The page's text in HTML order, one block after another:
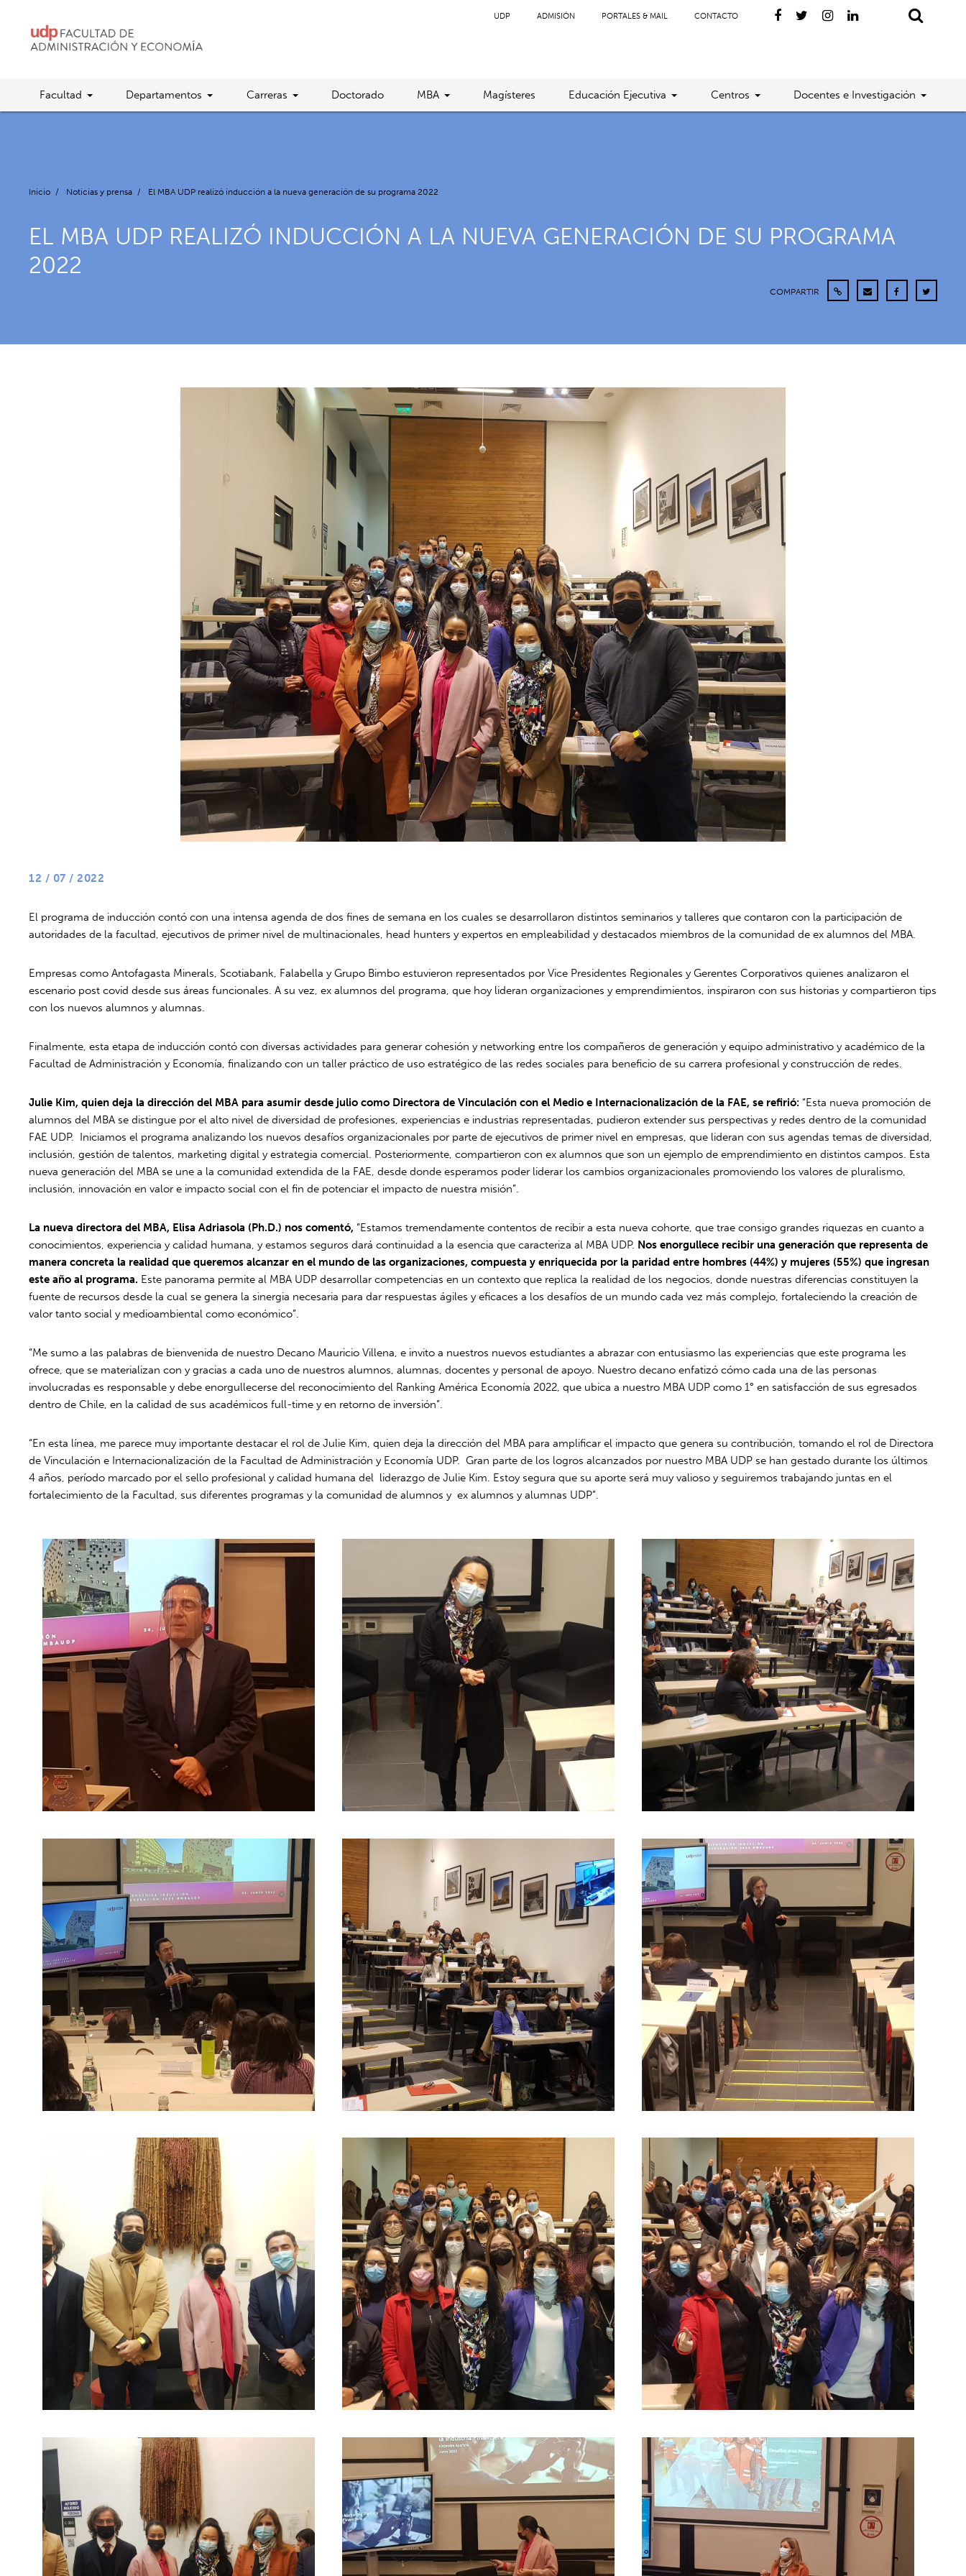
UDP ADMISIÓN PORTALES & MAIL CONTACTO
Facultad Departamentos Carreras Doctorado MBA Magísteres Educación Ejecutiva Centros Docentes e Investigación
Inicio / Noticias y prensa / El MBA UDP realizó inducción a la nueva generación de su programa 2022
EL MBA UDP REALIZÓ INDUCCIÓN A LA NUEVA GENERACIÓN DE SU PROGRAMA
2022
COMPARTIR
12 / 07 / 2022
El programa de inducción contó con una intensa agenda de dos fines de semana en los cuales se desarrollaron distintos seminarios y talleres que contaron con la participación de
autoridades de la facultad, ejecutivos de primer nivel de multinacionales, head hunters y expertos en empleabilidad y destacados miembros de la comunidad de ex alumnos del MBA.
Empresas como Antofagasta Minerals, Scotiabank, Falabella y Grupo Bimbo estuvieron representados por Vice Presidentes Regionales y Gerentes Corporativos quienes analizaron el
escenario post covid desde sus áreas funcionales. A su vez, ex alumnos del programa, que hoy lideran organizaciones y emprendimientos, inspiraron con sus historias y compartieron tips
con los nuevos alumnos y alumnas.
Finalmente, esta etapa de inducción contó con diversas actividades para generar cohesión y networking entre los compañeros de generación y equipo administrativo y académico de la
Facultad de Administración y Economía, finalizando con un taller práctico de uso estratégico de las redes sociales para beneficio de su carrera profesional y construcción de redes.
Julie Kim, quien deja la dirección del MBA para asumir desde julio como Directora de Vinculación con el Medio e Internacionalización de la FAE, se refirió: “Esta nueva promoción de
alumnos del MBA se distingue por el alto nivel de diversidad de profesiones, experiencias e industrias representadas, pudieron extender sus perspectivas y redes dentro de la comunidad
FAE UDP. Iniciamos el programa analizando los nuevos desafíos organizacionales por parte de ejecutivos de primer nivel en empresas, que lideran con sus agendas temas de diversidad,
inclusión, gestión de talentos, marketing digital y estrategia comercial. Posteriormente, compartieron con ex alumnos que son un ejemplo de emprendimiento en distintos campos. Esta
nueva generación del MBA se une a la comunidad extendida de la FAE, desde donde esperamos poder liderar los cambios organizacionales promoviendo los valores de pluralismo,
inclusión, innovación en valor e impacto social con el fin de potenciar el impacto de nuestra misión”.
La nueva directora del MBA, Elisa Adriasola (Ph.D.) nos comentó, “Estamos tremendamente contentos de recibir a esta nueva cohorte, que trae consigo grandes riquezas en cuanto a
conocimientos, experiencia y calidad humana, y estamos seguros dará continuidad a la esencia que caracteriza al MBA UDP. Nos enorgullece recibir una generación que representa de
manera concreta la realidad que queremos alcanzar en el mundo de las organizaciones, compuesta y enriquecida por la paridad entre hombres (44%) y mujeres (55%) que ingresan
este año al programa. Este panorama permite al MBA UDP desarrollar competencias en un contexto que replica la realidad de los negocios, donde nuestras diferencias constituyen la
fuente de recursos desde la cual se genera la sinergia necesaria para dar respuestas ágiles y eficaces a los desafíos de un mundo cada vez más complejo, fortaleciendo la creación de
valor tanto social y medioambiental como económico”.
“Me sumo a las palabras de bienvenida de nuestro Decano Mauricio Villena, e invito a nuestros nuevos estudiantes a abrazar con entusiasmo las experiencias que este programa les
ofrece, que se materializan con y gracias a cada uno de nuestros alumnos, alumnas, docentes y personal de apoyo. Nuestro decano enfatizó cómo cada una de las personas
involucradas es responsable y debe enorgullecerse del reconocimiento del Ranking América Economía 2022, que ubica a nuestro MBA UDP como 1° en satisfacción de sus egresados
dentro de Chile, en la calidad de sus académicos full-time y en retorno de inversión”.
“En esta línea, me parece muy importante destacar el rol de Julie Kim, quien deja la dirección del MBA para amplificar el impacto que genera su contribución, tomando el rol de Directora
de Vinculación e Internacionalización de la Facultad de Administración y Economía UDP. Gran parte de los logros alcanzados por nuestro MBA UDP se han gestado durante los últimos
4 años, período marcado por el sello profesional y calidad humana del liderazgo de Julie Kim. Estoy segura que su aporte será muy valioso y seguiremos trabajando juntas en el
fortalecimiento de la Facultad, sus diferentes programas y la comunidad de alumnos y ex alumnos y alumnas UDP”.